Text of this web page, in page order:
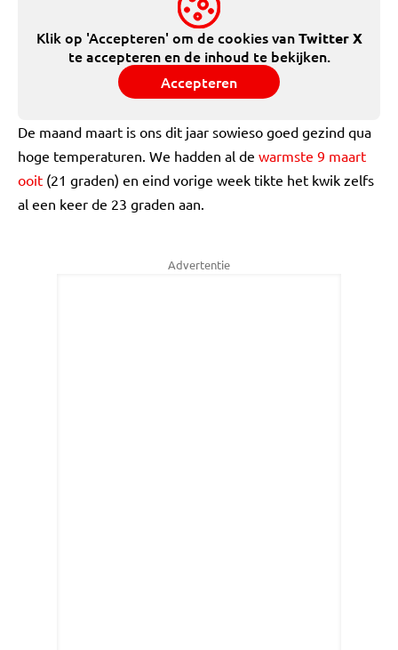
Klik op 'Accepteren' om de cookies vanTwitter X
te accepteren en de inhoud te bekijken.
Accepteren
De maand maart is ons dit jaar sowieso goed gezind qua
hoge temperaturen. We hadden al de warmste 9 maart
ooit (21 graden) en eind vorige week tikte het kwik zelfs
al een keer de 23 graden aan.
Advertentie